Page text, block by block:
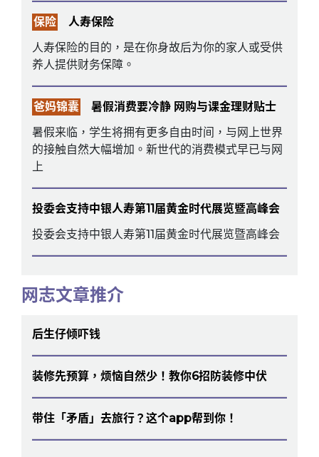
保险
人寿保险
人寿保险的目的，是在你身故后为你的家人或受供
养人提供财务保障。
爸妈锦囊
暑假消费要冷静 网购与课金理财贴士
暑假来临，学生将拥有更多自由时间，与网上世界
的接触自然大幅增加。新世代的消费模式早已与网
上
投委会支持中银人寿第11届黄金时代展览暨高峰会
投委会支持中银人寿第11届黄金时代展览暨高峰会
网志文章推介
后生仔倾吓钱
装修先预算，烦恼自然少！教你6招防装修中伏
带住「矛盾」去旅行？这个app帮到你！